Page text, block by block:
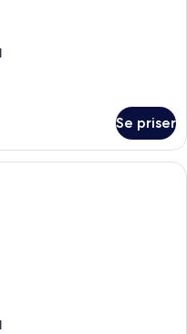
Se priser
stue med sofa, sofabord, pejs,